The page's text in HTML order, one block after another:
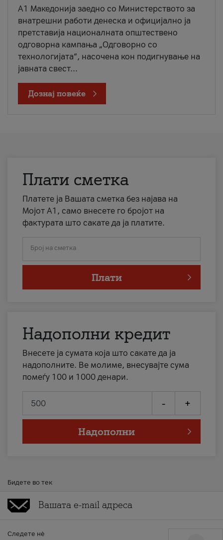
A1 Македонија заедно со Министерството за
внатрешни работи денеска и официјално ја
претставија националната општествено
одговорна кампања „Одговорно со
технологијата“, насочена кон подигнување на
јавната свест...
Дознај повеќе
Плати сметка
Платете ја Вашата сметка без најава на
Мојот А1, само внесете го бројот на
фактурата што сакате да ја платите.
Број на сметка
Плати
Надополни кредит
Внесете ја сумата која што сакате да ја
надополните. Ве молиме, внесувајте сума
помеѓу 100 и 1000 денари.
- +
Надополни
Бидете во тек
Следете нè